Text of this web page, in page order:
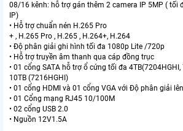
08/16 kênh: hỗ trợ gán thêm 2 camera IP 5MP ( tối
IP)
• Hỗ trợ chuẩn nén H.265 Pro
+ , H.265 Pro , H.265 , H.264+, H.264
• Độ phân giải ghi hình tối đa 1080p Lite /720p
• Hỗ trợ truyền âm thanh qua cáp đồng trục
• 01 cổng SATA hỗ trợ ổ cứng tối đa
10TB (7216HGHI)
• 01 cổng HDMI và 01 cổng VGA với Độ phân giải
• 01 Cổng mạng RJ45 10/100M
• 02 cổng USB 2.0
• Nguồn 12V1.5A